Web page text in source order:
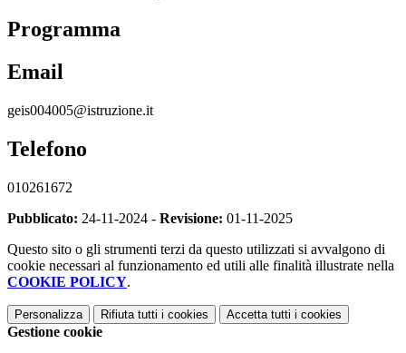
Programma
Email
geis004005@istruzione.it
Telefono
010261672
Pubblicato: 24-11-2024 - Revisione: 01-11-2025
Questo sito o gli strumenti terzi da questo utilizzati si avvalgono di
cookie necessari al funzionamento ed utili alle finalità illustrate nella
COOKIE POLICY.
Personalizza Rifiuta tutti i cookies Accetta tutti i cookies
Gestione cookie